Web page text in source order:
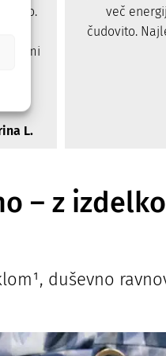
ste mi
L.
več
čudovito.
– z
duševno